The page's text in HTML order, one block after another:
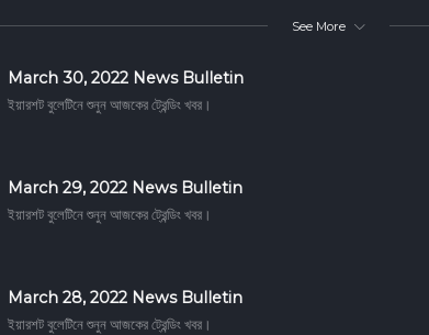
See More
March 30, 2022 News Bulletin
ইয়ারশট বুলেটিনে শুনুন আজকের ট্রেন্ডিং খবর।
March 29, 2022 News Bulletin
ইয়ারশট বুলেটিনে শুনুন আজকের ট্রেন্ডিং খবর।
March 28, 2022 News Bulletin
ইয়ারশট বুলেটিনে শুনুন আজকের ট্রেন্ডিং খবর।